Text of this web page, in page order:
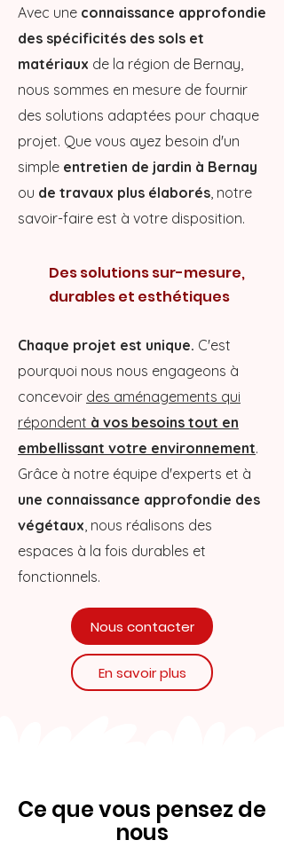
Avec une connaissance approfondie
des spécificités des sols et
matériaux de la région de Bernay,
nous sommes en mesure de fournir
des solutions adaptées pour chaque
projet. Que vous ayez besoin d'un
simple entretien de jardin à Bernay
ou de travaux plus élaborés, notre
savoir-faire est à votre disposition.
Des solutions sur-mesure,
durables et esthétiques
Chaque projet est unique. C'est
pourquoi nous nous engageons à
concevoir des aménagements qui
répondent à vos besoins tout en
embellissant votre environnement.
Grâce à notre équipe d'experts et à
une connaissance approfondie des
végétaux, nous réalisons des
espaces à la fois durables et
fonctionnels.
Nous contacter
En savoir plus
Ce que vous pensez de
nous